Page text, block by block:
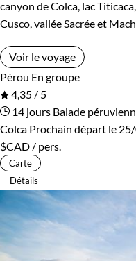
canyon de Colca, lac
Cusco, vallée Sacrée et
Voir le voyage
Pérou En groupe
4,35 / 5
14 jours Balade
Colca Prochain départ le
$CAD / pers.
Carte
Détails